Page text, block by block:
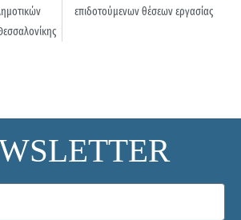
επιδοτούμενων θέσεων εργασίας